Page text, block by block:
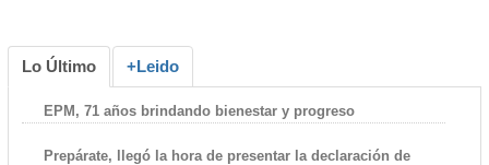
Lo Último +Leido
EPM, 71 años brindando bienestar y progreso
Prepárate, llegó la hora de presentar la declaración de